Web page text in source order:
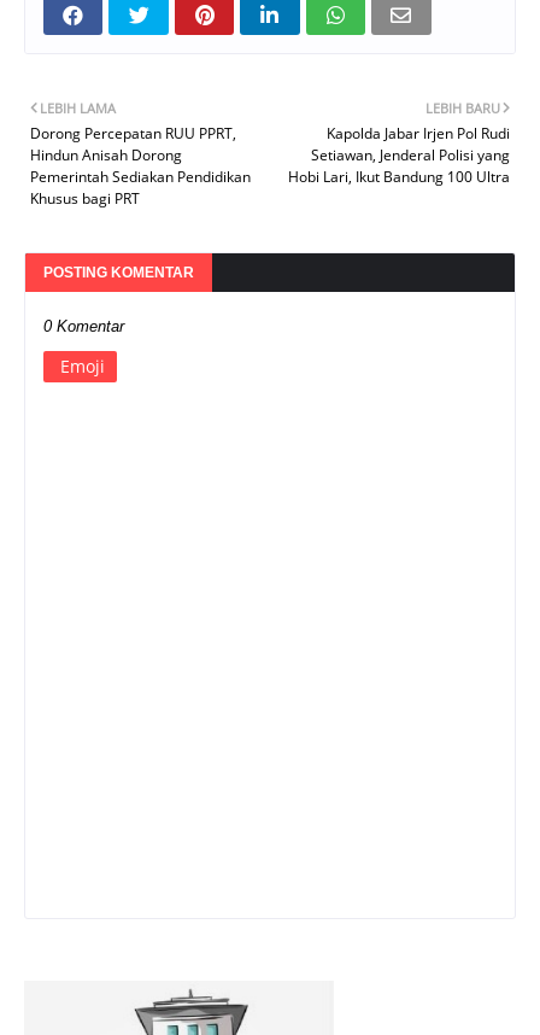
LEBIH BARU
Kapolda Jabar Irjen Pol Rudi
Setiawan, Jenderal Polisi yang
Hobi Lari, Ikut Bandung 100 Ultra
LEBIH LAMA
Dorong Percepatan RUU PPRT,
Hindun Anisah Dorong
Pemerintah Sediakan Pendidikan
Khusus bagi PRT
POSTING KOMENTAR
0 Komentar
Emoji